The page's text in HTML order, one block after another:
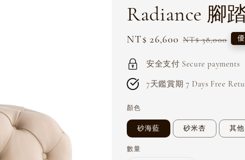
Radiance 腳
Sale
NT$ 26,600 Regular
NT$ 38,000
安全支付 Secure payments
7天鑑賞期 7 Days Free
顏色
砂海藍 砂米杏 其
數量